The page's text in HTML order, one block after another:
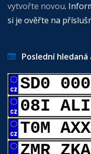
vytvořte novou.
si je ověřte na
Poslední hledaná
SD0
08I
T0M